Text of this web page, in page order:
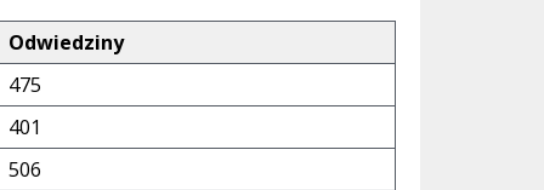
Odwiedziny
475
401
506